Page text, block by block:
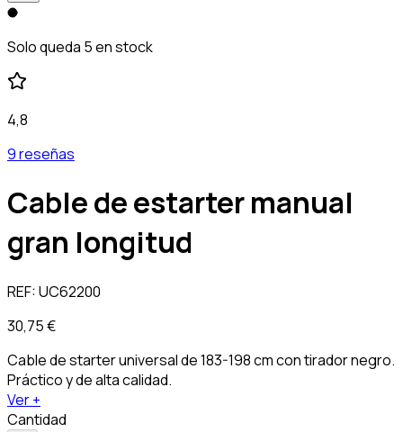
Solo queda 5 en stock
4,8
9 reseñas
Cable de estarter manual
gran longitud
REF:UC62200
30,75 €
Cable de starter universal de 183-198 cm con tirador negro.
Práctico y de alta calidad.
Ver +
Cantidad